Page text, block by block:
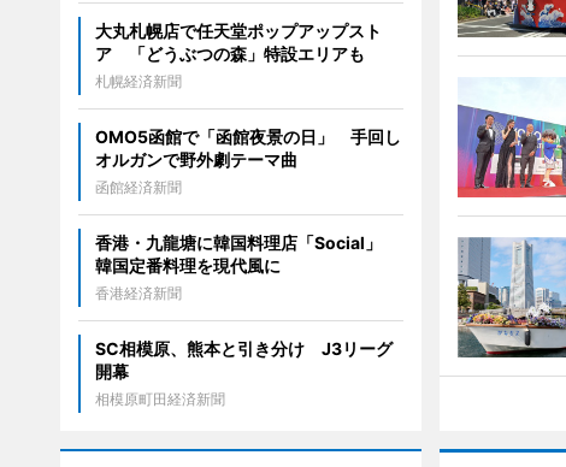
大丸札幌店で任天堂ポップアップスト
ア 「どうぶつの森」特設エリアも
札幌経済新聞
OMO5函館で「函館夜景の日」 手回し
オルガンで野外劇テーマ曲
函館経済新聞
香港・九龍塘に韓国料理店「Social」
韓国定番料理を現代風に
香港経済新聞
SC相模原、熊本と引き分け J3リーグ
開幕
相模原町田経済新聞